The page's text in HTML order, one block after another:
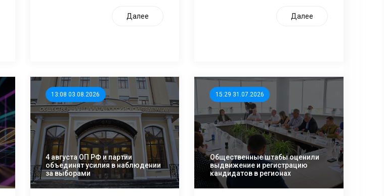
Далее Далее
13:08 03.08.2026
4 августа ОП РФ и партии
объединят усилия в наблюдении
за выборами
15:29 31.07.2026
Общественные штабы оценили
выдвижение и регистрацию
кандидатов в регионах